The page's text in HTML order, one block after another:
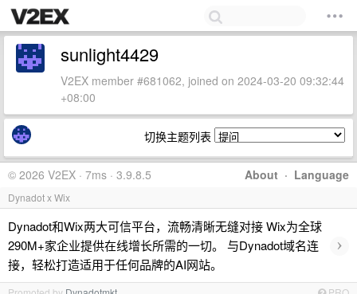
sunlight4429
V2EX member #681062, joined on 2024-03-20 09:32:44
+08:00
切换主题列表
About · Language
© 2026 V2EX · 7ms · 3.9.8.5
Dynadot x Wix
Dynadot和Wix两大可信平台，流畅清晰无缝对接 Wix为全球
290M+家企业提供在线增长所需的一切。 与Dynadot域名连
接，轻松打造适用于任何品牌的AI网站。
›